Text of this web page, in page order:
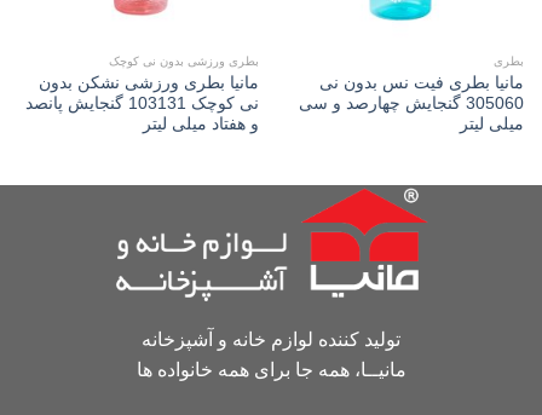
بطری
مانیا بطری فیت نس بدون نی
305060 گنجایش چهارصد و سی
میلی لیتر
بطری ورزشی بدون نی کوچک
مانیا بطری ورزشی نشکن بدون
نی کوچک 103131 گنجایش پانصد
و هفتاد میلی لیتر
تولید کننده لوازم خانه و آشپزخانه
مانیــا، همه جا برای همه خانواده ها